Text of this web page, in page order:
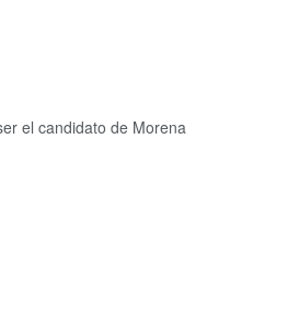
el candidato de Morena